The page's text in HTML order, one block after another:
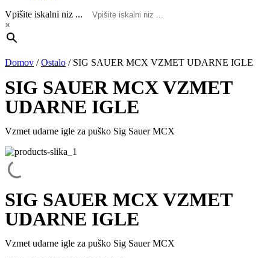
Vpišite iskalni niz ...
×
Domov /Ostalo / SIG SAUER MCX VZMET UDARNE IGLE
SIG SAUER MCX VZMET
UDARNE IGLE
Vzmet udarne igle za puško Sig Sauer MCX
SIG SAUER MCX VZMET
UDARNE IGLE
Vzmet udarne igle za puško Sig Sauer MCX